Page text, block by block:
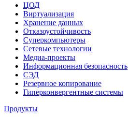
ЦОД
Виртуализация
Хранение данных
Отказоустойчивость
Суперкомпьютеры
Сетевые технологии
Медиа-проекты
Информационная безопасность
СЭД
Резервное копирование
Гиперконвергентные системы
Продукты